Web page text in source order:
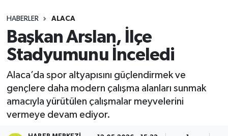
HABERLER ALACA
Başkan Arslan, İlçe
Stadyumunu İnceledi
Alaca’da spor altyapısını güçlendirmek ve
gençlere daha modern çalışma alanları sunmak
amacıyla yürütülen çalışmalar meyvelerini
vermeye devam ediyor.
Süper Lig Puan Durumu ve Fikstür
Tüm Manşetler
Son Dakika Haberleri
Haber Arşivi